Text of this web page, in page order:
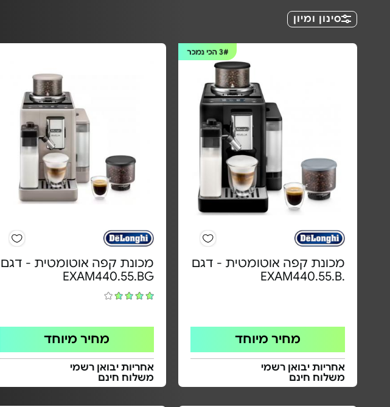
סינון ומיון
3#הכי נמכר
מכונת קפה אוטומטית - דגם
.EXAM440.55.B
מחיר מיוחד
אחריות יבואן רשמי
משלוח חינם
מכונת קפה אוטומטית - דגם
EXAM440.55.BG
מחיר מיוחד
אחריות יבואן רשמי
משלוח חינם